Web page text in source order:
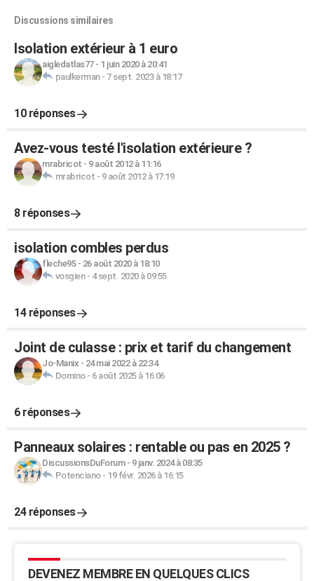
Discussions similaires
Isolation extérieur à 1 euro
aigledatlas77- 1 juin 2020 à 20:41
paulkerman- 7 sept. 2023 à 18:17
10 réponses
Avez-vous testé l'isolation extérieure ?
mrabricot - 9 août 2012 à 11:16
mrabricot - 9 août 2012 à 17:19
8 réponses
isolation combles perdus
fleche95- 26 août 2020 à 18:10
vosgien- 4 sept. 2020 à 09:55
14 réponses
Joint de culasse : prix et tarif du changement
Jo-Manix - 24 mai 2022 à 22:34
Domino- 6 août 2025 à 16:06
6 réponses
Panneaux solaires : rentable ou pas en 2025 ?
DiscussionsDuForum- 9 janv. 2024 à 08:35
Potenciano- 19 févr. 2026 à 16:15
24 réponses
DEVENEZ MEMBRE EN QUELQUES CLICS